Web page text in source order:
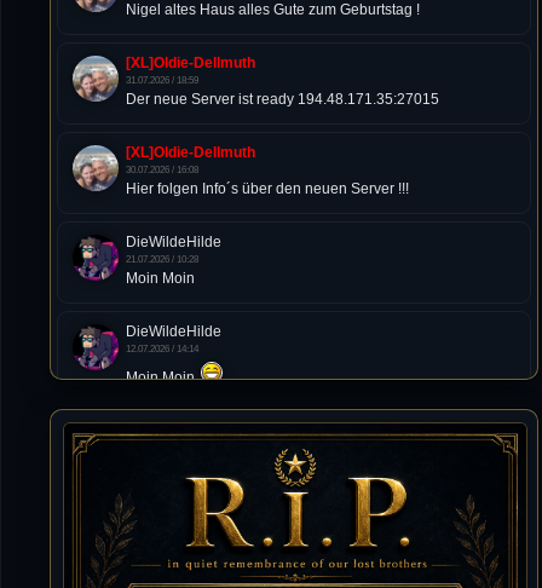
Nigel altes Haus alles Gute zum Geburtstag !
[XL]Oldie-Dellmuth
31.07.2026 / 18:59
Der neue Server ist ready 194.48.171.35:27015
[XL]Oldie-Dellmuth
30.07.2026 / 16:08
Hier folgen Info´s über den neuen Server !!!
DieWildeHilde
21.07.2026 / 10:28
Moin Moin
DieWildeHilde
12.07.2026 / 14:14
Moin Moin
Tommy
Tommy
10.07.2026 / 22:25
Letzte Aktivität:
27. Dez 2023, 22:48